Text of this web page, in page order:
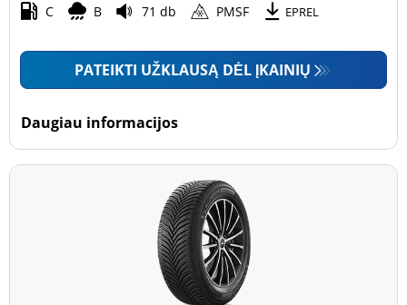
C B 71 db PMSF EPREL
PATEIKTI UŽKLAUSĄ DĖL ĮKAINIŲ
Daugiau informacijos